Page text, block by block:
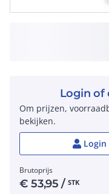
Login of
Om prijzen,
bekijken.
Brutoprijs
€53,95 / STK